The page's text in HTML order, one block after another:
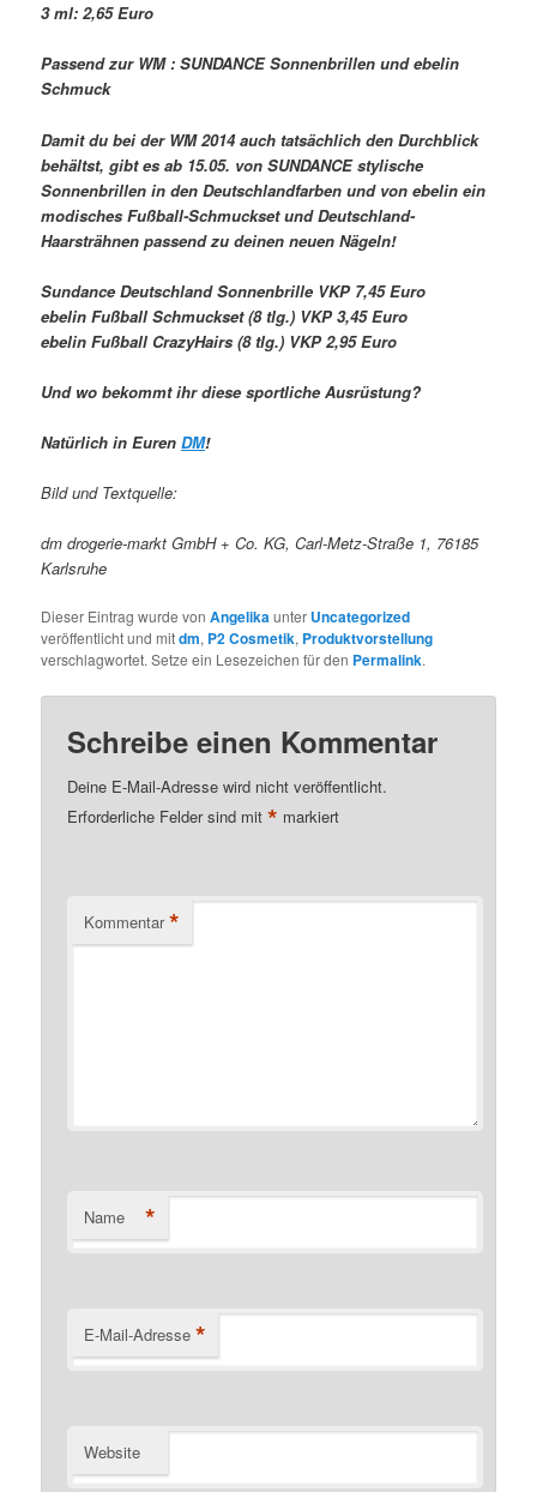
3 ml: 2,65 Euro
Passend zur WM : SUNDANCE Sonnenbrillen und ebelin
Schmuck
Damit du bei der WM 2014 auch tatsächlich den Durchblick
behältst, gibt es ab 15.05. von SUNDANCE stylische
Sonnenbrillen in den Deutschlandfarben und von ebelin ein
modisches Fußball-Schmuckset und Deutschland-
Haarsträhnen passend zu deinen neuen Nägeln!
Sundance Deutschland Sonnenbrille VKP 7,45 Euro
ebelin Fußball Schmuckset (8 tlg.) VKP 3,45 Euro
ebelin Fußball CrazyHairs (8 tlg.) VKP 2,95 Euro
Und wo bekommt ihr diese sportliche Ausrüstung?
Natürlich in EurenDM!
Bild und Textquelle:
dm drogerie-markt GmbH + Co. KG, Carl-Metz-Straße 1, 76185
Karlsruhe
Dieser Eintrag wurde vonAngelikaunter Uncategorized
veröffentlicht und mitdm, P2 Cosmetik, Produktvorstellung
verschlagwortet. Setze ein Lesezeichen für den Permalink.
Schreibe einen Kommentar
Deine E-Mail-Adresse wird nicht veröffentlicht.
Erforderliche Felder sind mit* markiert
Kommentar *
Name *
E-Mail-Adresse *
Website